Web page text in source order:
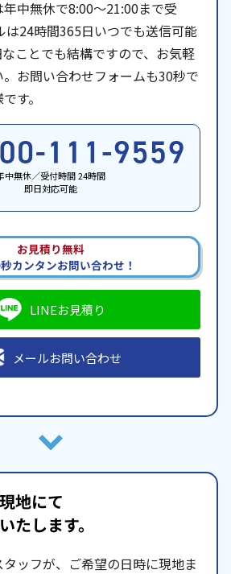
中無休で8:00〜21:00まで受
は24時間365日いつでも送信可能
ことでも結構ですので、お気軽
お問い合わせフォームも30秒で
す。
中無休／受付時間 24時間
即日対応可能
お見積り無料
カンタンお問い合わせ！
LINEお見積り
メールお問い合わせ
地にて
たします。
ッフが、ご希望の日時に現地ま